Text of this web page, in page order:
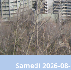
Samedi 2026-